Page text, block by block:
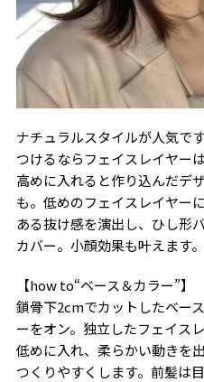
ナチュラルスタイルが人気で
つけるならフェイスレイヤー
高めに入れると作り込んだデ
も。低めのフェイスレイヤー
ある抜け感を演出し、ひし形
カバー。小顔効果も叶えます。
【how to“ベース＆カラー”】
鎖骨下2cmでカットしたベー
ーをオン。独立したフェイス
低めに入れ、柔らかい動きを
つくりやすくします。前髪は